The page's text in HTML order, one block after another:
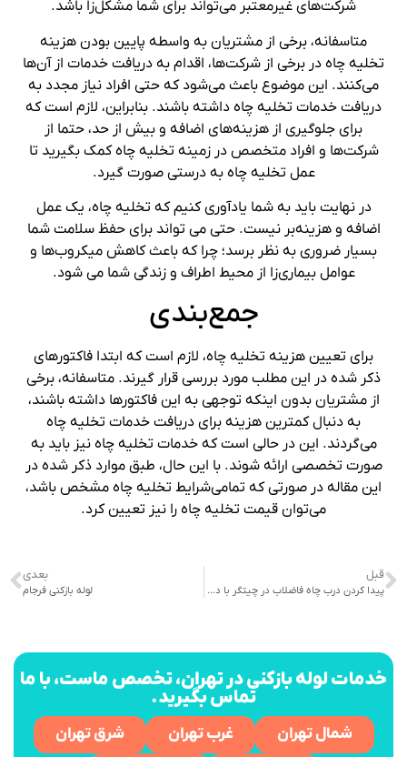
شرکت‌های غیرمعتبر می‌تواند برای شما مشکل‌زا باشد.
متاسفانه، برخی از مشتریان به واسطه پایین بودن هزینه
تخلیه چاه در برخی از شرکت‌ها، اقدام به دریافت خدمات از آن‌ها
می‌کنند. این موضوع باعث می‌شود که حتی افراد نیاز مجدد به
دریافت خدمات تخلیه چاه داشته باشند. بنابراین، لازم است که
برای جلوگیری از هزینه‌های اضافه و بیش از حد، حتما از
شرکت‌ها و افراد متخصص در زمینه تخلیه چاه کمک بگیرید تا
عمل تخلیه چاه به درستی صورت گیرد.
در نهایت باید به شما یادآوری کنیم که تخلیه چاه، یک عمل
اضافه و هزینه‌بر نیست. حتی می تواند برای حفظ سلامت شما
بسیار ضروری به نظر برسد؛ چرا که باعث کاهش میکروب‌ها و
عوامل بیماری‌زا از محیط اطراف و زندگی شما می شود.
جمع‌بندی
برای تعیین هزینه تخلیه چاه، لازم است که ابتدا فاکتورهای
ذکر شده در این مطلب مورد بررسی قرار گیرند. متاسفانه، برخی
از مشتریان بدون اینکه توجهی به این فاکتورها داشته باشند،
به دنبال کمترین هزینه برای دریافت خدمات تخلیه چاه
می‌گردند. این در حالی است که خدمات تخلیه چاه نیز باید به
صورت تخصصی ارائه شوند. با این حال، طبق موارد ذکر شده در
این مقاله در صورتی که تمامی‌شرایط تخلیه چاه مشخص باشد،
می‌توان قیمت تخلیه چاه را نیز تعیین کرد.
قبل
پیدا کردن درب چاه فاضلاب در چیتگر با دستگاه
بعدی
لوله بازکنی فرجام
خدمات لوله بازکنی در تهران، تخصص ماست، با ما
تماس بگیرید.
شمال تهران غرب تهران
شرق تهران